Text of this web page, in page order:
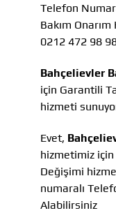
Telefon
Bakım
0212 472 98
Bahçelievler
için Garantili
hizmeti
Evet,
hizmetimiz
Değişimi
numaralı
Alabilirsiniz